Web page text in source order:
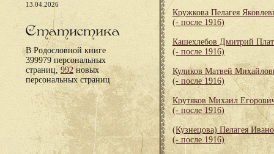
13.04.2026
Статистика
В Родословной книге
399979 персональных
страниц,992новых
персональных страниц
Кружкова Пелагея
(- после 1916)
Кашехлебов Дмитрий
(- после 1916)
Куликов Матвей
(- после 1916)
Крутяков Михаил
(- после 1916)
(Кузнецова) Пелагея
(- после 1916)